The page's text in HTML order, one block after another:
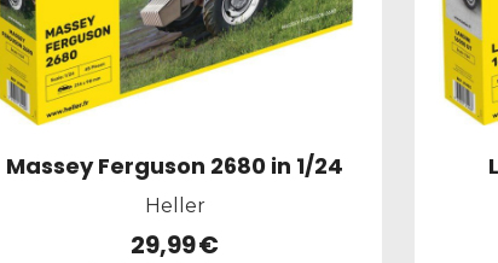
Massey Ferguson 2680 in 1/24
Heller
29,99€